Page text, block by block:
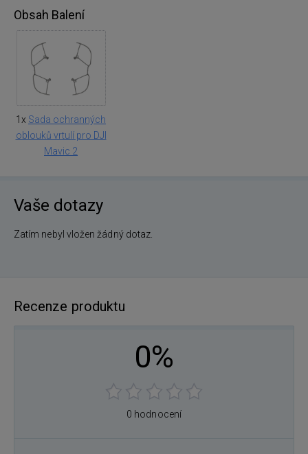
Obsah Balení
1x Sada ochranných
oblouků vrtulí pro DJI
Mavic 2
Vaše dotazy
Zatím nebyl vložen žádný dotaz.
Recenze produktu
0%
0 hodnocení